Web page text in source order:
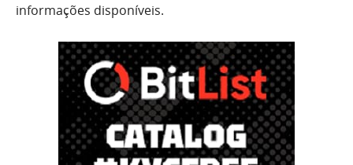
informações disponíveis.